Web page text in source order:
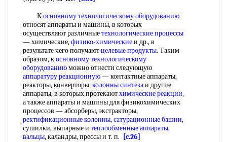
Косновному технологическому оборудованию
относят аппараты и машины, в которых
осуществляют различныетехнологические процессы
— химические,физико-химическиеи др., в
результате чего получаютцелевые продукты. Таким
образом, косновному технологическому
оборудованиюможно отнести следующую
аппаратуру реакционную— контактные аппараты,
реакторы, конверторы,колонны синтезаи другие
аппараты, в которых протекаютхимические реакции,
а также аппараты и машины для физикохимических
процессов — абсорберы, экстракторы,
ректификационные колонны,сатурационные башни,
сушилки, выпарные и теплообменные аппараты,
вальцы, каландры, прессы и т. п. [c.26]